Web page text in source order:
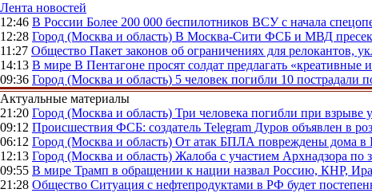
Лента новостей
12:46 В России Более 200 000 беспилотников ВСУ с начала
12:28 Город (Москва и область) В Москва-Сити ФСБ и МВД
11:27 Общество Пакет законов об ограничениях для релокантов,
14:13 В мире В Пентагоне просят солдат предлагать «креативные
09:36 Город (Москва и область) 5 человек погибли 10 пострадали
Актуальные материалы
21:20 Город (Москва и область) Три человека погибли при
09:12 Происшествия ФСБ: создатель Telegram Дуров объявлен в
06:12 Город (Москва и область) От атак БПЛА повреждены дома в
12:13 Город (Москва и область) Жалоба с участием Архнадзора по
09:55 В мире Трамп в обращении к нации назвал Россию, КНР,
21:28 Общество Ситуация с нефтепродуктами в РФ будет